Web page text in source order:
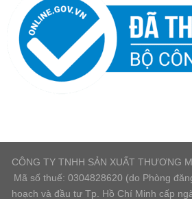
CÔNG TY TNHH SẢN XUẤT THƯƠNG
Mã số thuế: 0304828620 (do Phòng
hoạch và đầu tư Tp. Hồ Chí Minh cấp